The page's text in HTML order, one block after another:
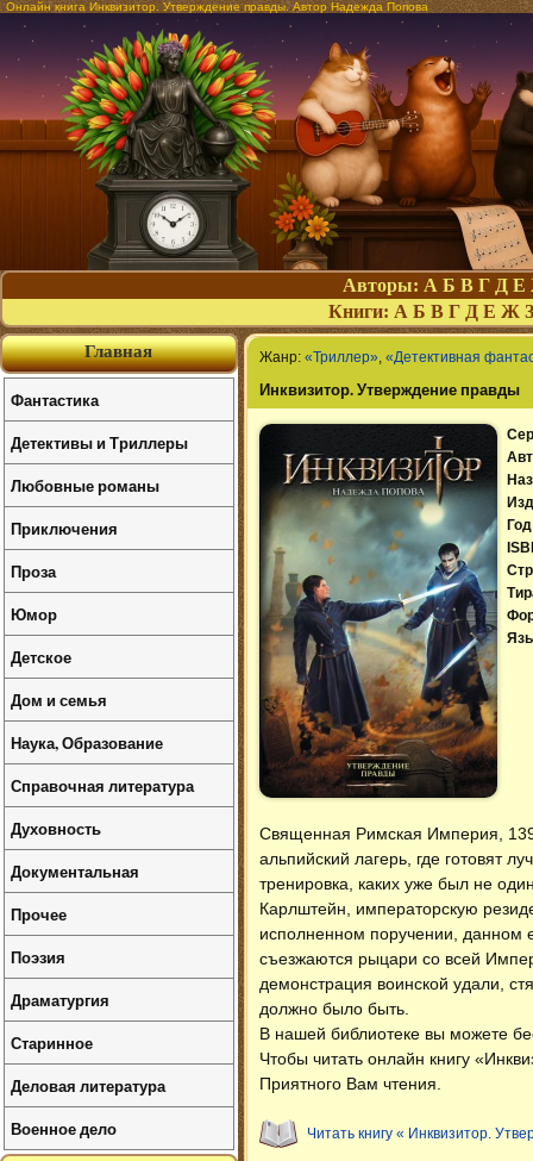
Онлайн книга Инквизитор. Утверждение правды. Автор Надежда Попова
Авторы: А Б В Г Д Е
Книги: А Б В Г Д Е Ж З
Жанр: «Триллер», «Детективная
Инквизитор. Утверждение правды
Священная Римская Империя,
альпийский лагерь, где готовят
тренировка, каких уже был не
Карлштейн, императорскую
исполненном поручении, данном
съезжаются рыцари со всей
демонстрация воинской удали,
должно было быть.
В нашей библиотеке вы можете
Чтобы читать онлайн книгу
Приятного Вам чтения.
Читать книгу « Инквизитор.
Главная
Фантастика
Детективы и Триллеры
Любовные романы
Приключения
Проза
Юмор
Детское
Дом и семья
Наука, Образование
Справочная литература
Духовность
Документальная
Прочее
Поэзия
Драматургия
Старинное
Деловая литература
Военное дело